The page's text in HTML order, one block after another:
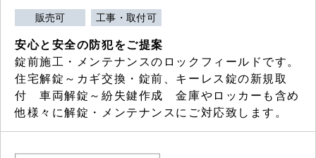
販売可 工事・取付可
安心と安全の防犯をご提案
錠前施工・メンテナンスのロックフィールドです。
住宅解錠～カギ交換・錠前、キーレス錠の新規取
付 車両解錠～紛失鍵作成 金庫やロッカーも含め
他様々に解錠・メンテナンスにご対応致します。